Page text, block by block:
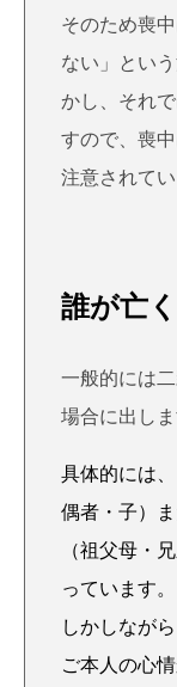
そのため喪
ない」とい
かし、それ
すので、喪
注意されて
誰が亡
一般的には
場合に出しま
具体的には
偶者・子）
（祖父母・
っています。
しかしなが
ご本人の心